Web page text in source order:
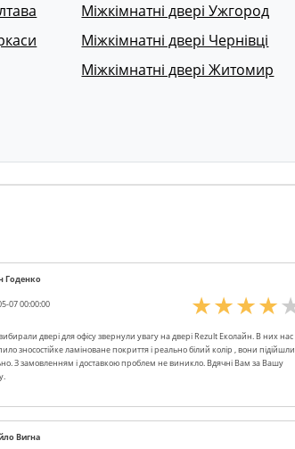
Міжкімнатні двері Ужгород
Міжкімнатні двері Чернівці
Міжкімнатні двері Житомир
Годенко
07 00:00:00
двері для офісу звернули увагу на двері Rezult Еколайн. В них нас
зносостійке ламіноване покриття і реально білий колір , вони підійшли
З замовленням і доставкою проблем не виникло. Вдячні Вам за Вашу
Вигна